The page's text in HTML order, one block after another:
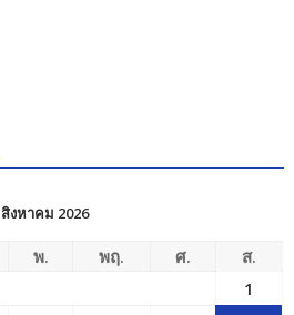
สิงหาคม 2026
พ. พฤ. ศ.
ส.
1